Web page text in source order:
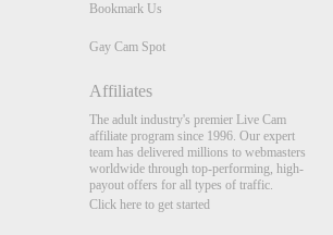
Bookmark Us
Gay Cam Spot
Affiliates
The adult industry's premier Live Cam
affiliate program since 1996. Our expert
team has delivered millions to webmasters
worldwide through top-performing, high-
payout offers for all types of traffic.
Click here to get started